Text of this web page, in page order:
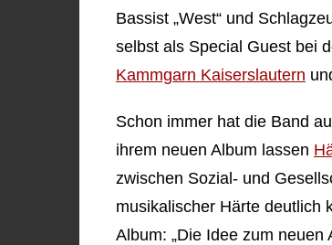
Bassist „West“ und
selbst als Special Guest bei
Kammgarn Kaiserslautern
Schon immer hat die Band
ihrem neuen Album lassen
zwischen Sozial- und
musikalischer Härte deutlich
Album: „Die Idee zum